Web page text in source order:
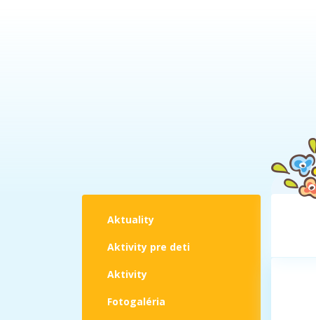
Aktuality
Aktivity pre deti
Aktivity
Fotogaléria